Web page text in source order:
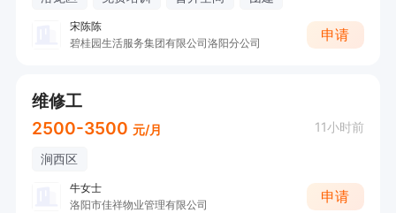
宋陈陈
碧桂园生活服务集团有限公司洛阳分公司
申请
维修工
2500-3500 元/月 11小时前
涧西区
牛女士
洛阳市佳祥物业管理有限公司
申请